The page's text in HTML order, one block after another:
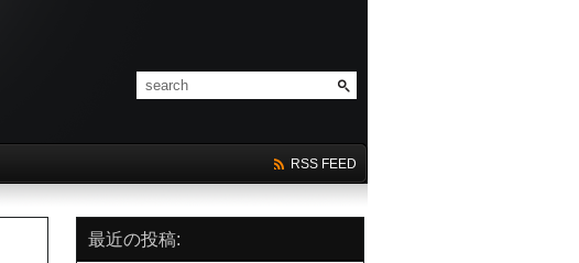
RSS FEED
最近の投稿: